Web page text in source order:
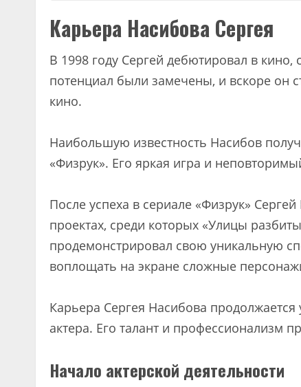
Карьера Насибова Сергея
В 1998 году Сергей дебютировал в кино,
потенциал были замечены, и вскоре он
кино.
Наибольшую известность Насибов
«Физрук». Его яркая игра и
После успеха в сериале «Физрук»
проектах, среди которых «Улицы
продемонстрировал свою уникальную
воплощать на экране сложные
Карьера Сергея Насибова
актера. Его талант и профессионализм
Начало актерской деятельности